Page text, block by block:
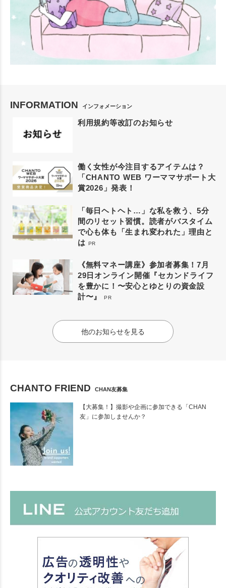
INFORMATION インフォメーション
利用規約等改訂のお知らせ
働く女性が今注目するアイテムは？
「CHANTO WEB ワーママサポート大
賞2026」発表！
「毎日ヘトヘト…」な私を救う、5分
間のリセット習慣。読者がバスタイム
で心も体も「生まれ変われた」理由と
は PR
《無料マネー講座》参加者募集！7月
29日オンライン開催『セカンドライフ
を豊かに！〜安心とゆとりの資金設
計〜』
PR
他のお知らせを見る
CHANTO FRIEND CHAN友募集
【大募集！】撮影や企画に参加できる「CHAN
友」に参加しませんか？